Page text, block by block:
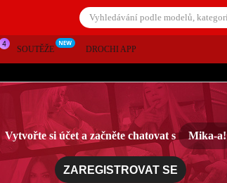
SOUTĚŽE DROCHI APP
Vytvořte si účet a začněte chatovat s Mika-a!
ZAREGISTROVAT SE